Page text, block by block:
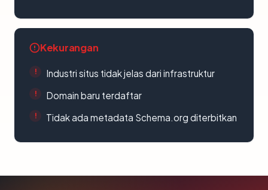
Kekurangan
Industri situs tidak jelas dari infrastruktur
Domain baru terdaftar
Tidak ada metadata Schema.org diterbitkan